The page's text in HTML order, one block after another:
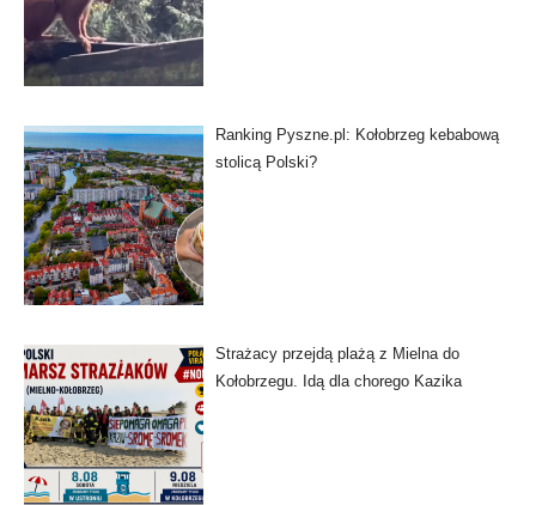
Ranking Pyszne.pl: Kołobrzeg kebabową
stolicą Polski?
Strażacy przejdą plażą z Mielna do
Kołobrzegu. Idą dla chorego Kazika